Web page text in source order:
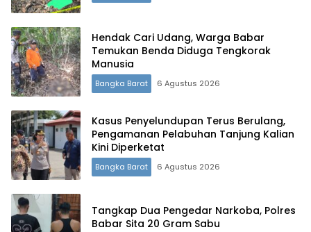
Hendak Cari Udang, Warga Babar
Temukan Benda Diduga Tengkorak
Manusia
Bangka Barat 6 Agustus 2026
Kasus Penyelundupan Terus Berulang,
Pengamanan Pelabuhan Tanjung Kalian
Kini Diperketat
Bangka Barat 6 Agustus 2026
Tangkap Dua Pengedar Narkoba, Polres
Babar Sita 20 Gram Sabu